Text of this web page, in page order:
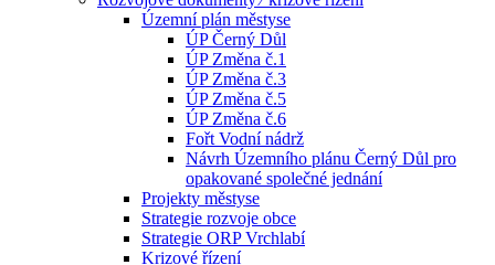
Územní plán městyse
ÚP Černý Důl
ÚP Změna č.1
ÚP Změna č.3
ÚP Změna č.5
ÚP Změna č.6
Fořt Vodní nádrž
Návrh Územního plánu Černý Důl pro
opakované společné jednání
Projekty městyse
Strategie rozvoje obce
Strategie ORP Vrchlabí
Krizové řízení